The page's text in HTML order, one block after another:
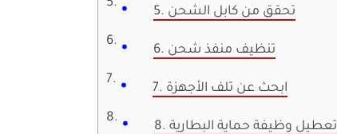
5. تحقق من كابل الشحن
6. تنظيف منفذ شحن
7. ابحث عن تلف الأجهزة
8. تعطيل وظيفة حماية البطارية